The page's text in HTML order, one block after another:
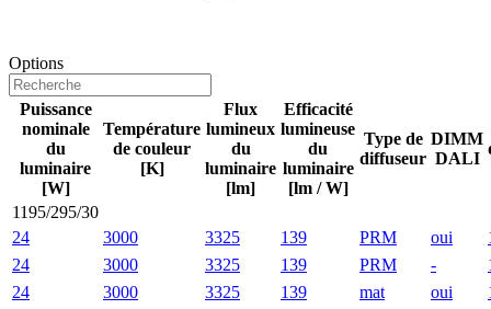
Options
Puissance
nominale
du
luminaire
[W]
Température
de couleur
[K]
Flux
lumineux
du
luminaire
[lm]
Efficacité
lumineuse
du
luminaire
[lm / W]
Type de
diffuseur
DIMM
DALI
1195/295/30
24
3000 3325 139 PRM oui
24
3000 3325 139 PRM -
24
3000 3325 139 mat oui